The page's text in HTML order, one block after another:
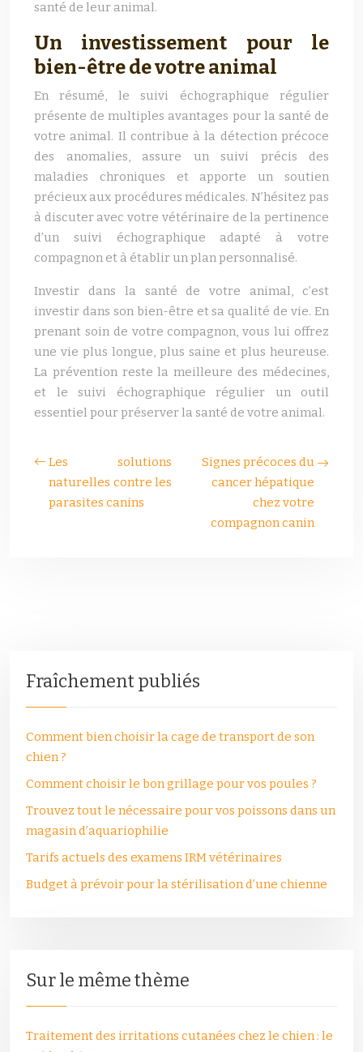
santé de leur animal.
Un investissement pour le
bien-être de votre animal
En résumé, le suivi échographique régulier
présente de multiples avantages pour la santé de
votre animal. Il contribue à la détection précoce
des anomalies, assure un suivi précis des
maladies chroniques et apporte un soutien
précieux aux procédures médicales. N’hésitez pas
à discuter avec votre vétérinaire de la pertinence
d’un suivi échographique adapté à votre
compagnon et à établir un plan personnalisé.
Investir dans la santé de votre animal, c’est
investir dans son bien-être et sa qualité de vie. En
prenant soin de votre compagnon, vous lui offrez
une vie plus longue, plus saine et plus heureuse.
La prévention reste la meilleure des médecines,
et le suivi échographique régulier un outil
essentiel pour préserver la santé de votre animal.
Les solutions
naturelles contre les
parasites canins
Signes précoces du
cancer hépatique
chez votre
compagnon canin
Fraîchement publiés
Comment bien choisir la cage de transport de son
chien ?
Comment choisir le bon grillage pour vos poules ?
Trouvez tout le nécessaire pour vos poissons dans un
magasin d’aquariophilie
Tarifs actuels des examens IRM vétérinaires
Budget à prévoir pour la stérilisation d’une chienne
Sur le même thème
Traitement des irritations cutanées chez le chien : le